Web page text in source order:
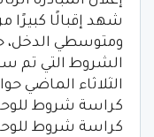
شهد إقبالًا
ومتوسطي الدخل،
الشروط التي تم
كراسة شروط للوحدات